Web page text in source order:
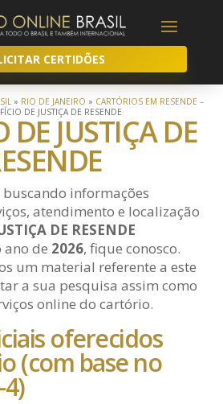
CERTIDÕES
» RIO DE JANEIRO » CARTÓRIOS EM RESENDE –
DE JUSTIÇA DE RESENDE
DE JUSTIÇA DE
buscando informações
atendimento e localização
DE RESENDE
de 2026, fique conosco.
um material referente a este
a sua pesquisa assim como
online do cartório.
oferecidos
(com base no